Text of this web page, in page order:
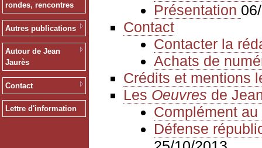
rondes, rencontres
Autres publications
Autour de Jean
Jaurès
Contact
Lettre d'information
Présentation
Contact
Contacter la
Achats de
Crédits et mentions
Les Oeuvres de
Complément
Défense